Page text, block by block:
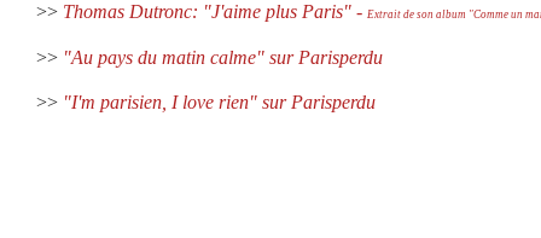
>> Thomas Dutronc: "J'aime plus Paris" - Extrait de son album "Comme un
>> "Au pays du matin calme" sur Parisperdu
>> "I'm parisien, I love rien" sur Parisperdu